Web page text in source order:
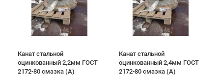
Канат стальной
оцинкованный 2,2мм ГОСТ
2172-80 смазка (А)
Канат стальной
оцинкованный 2,4мм ГОСТ
2172-80 смазка (А)